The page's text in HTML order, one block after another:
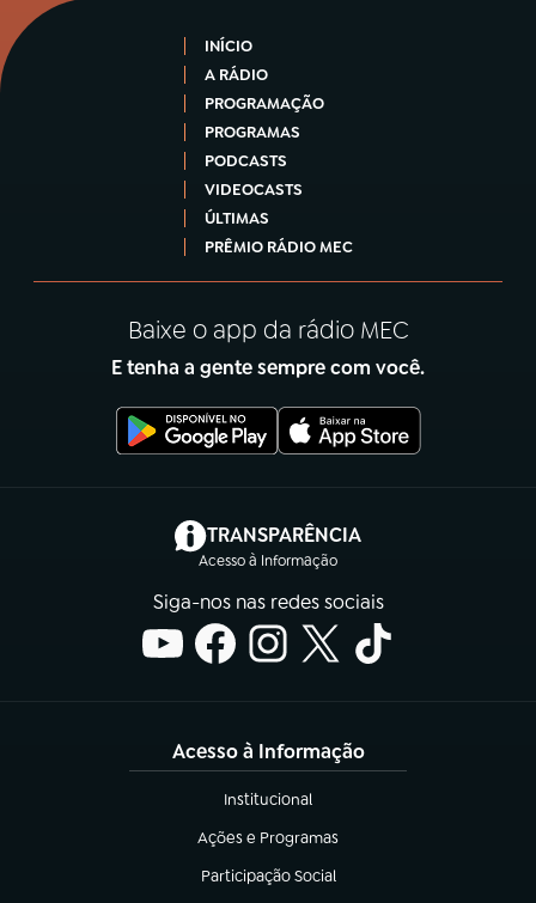
INÍCIO
A RÁDIO
PROGRAMAÇÃO
PROGRAMAS
PODCASTS
VIDEOCASTS
ÚLTIMAS
PRÊMIO RÁDIO MEC
Baixe o app da rádio MEC
E tenha a gente sempre com você.
TRANSPARÊNCIA
Acesso à Informação
(abre em nova aba)
Siga-nos nas redes sociais
Acesso à Informação
Institucional
(abre em nova aba)
Ações e Programas
(abre em nova aba)
Participação Social
(abre em nova aba)